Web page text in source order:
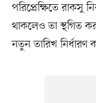
পরিপ্রেক্ষিতে রাকসু
থাকলেও তা স্থগিত
নতুন তারিখ নির্ধারণ